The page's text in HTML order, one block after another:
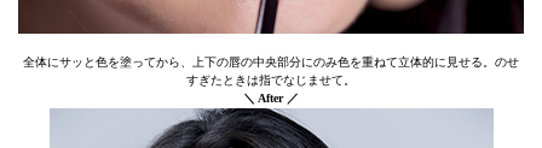
全体にサッと色を塗ってから、上下の唇の中央部分にのみ色を重ねて立体的に見せる。のせ
すぎたときは指でなじませて。
＼ After ／